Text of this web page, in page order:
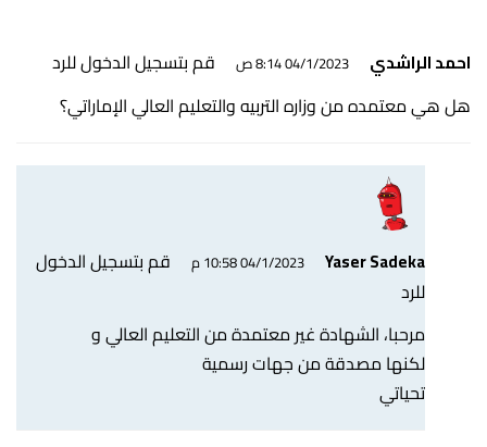
احمد الراشدي 04/1/2023 8:14 ص
قم بتسجيل الدخول للرد
هل هي معتمده من وزاره التربيه والتعليم العالي الإماراتي؟
Yaser Sadeka 04/1/2023 10:58 م
قم بتسجيل الدخول
للرد
مرحبا، الشهادة غير معتمدة من التعليم العالي و
لكنها مصدقة من جهات رسمية
تحياتي